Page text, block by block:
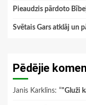
Pieaudzis pārdoto
Svētais Gars atklāj un
Pēdējie
Janis Karklins: “"Gluži